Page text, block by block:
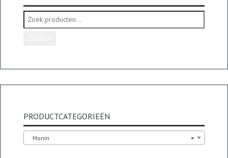
Zoeken
naar:
PRODUCTCATEGORIEËN
×
Monin